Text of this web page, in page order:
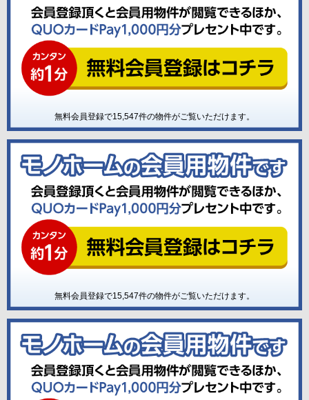
無料会員登録で15,547件の物件がご覧いただけます。
無料会員登録で15,547件の物件がご覧いただけます。